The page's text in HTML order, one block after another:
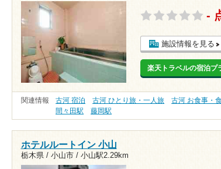
-
施設情報を見る
楽天トラベルの宿泊プ
関連情報 古河 宿泊 古河 ひとり旅・一人旅 古河 お食事・
間々田駅
藤岡駅
ホテルルートイン 小山
栃木県 / 小山市 / 小山駅2.29km